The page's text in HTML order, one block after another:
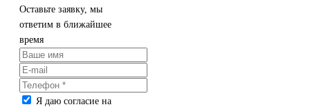
Оставьте заявку, мы
ответим в ближайшее
время
Я даю согласие на